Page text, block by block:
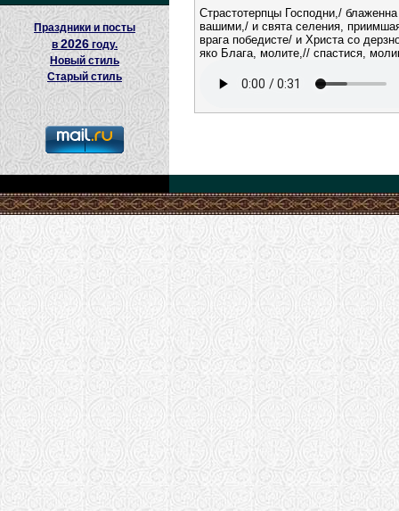
Праздники и посты
в2026 году.
Новый стиль
Старый стиль
Страстотерпцы Господни,/
вашими,/ и свята селения,
врага победисте/ и Христа со
яко Блага, молите,// спастися,